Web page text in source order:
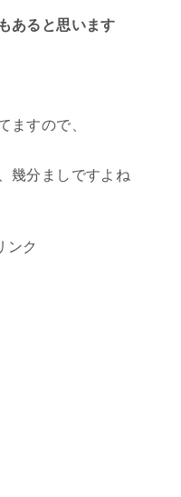
あると思います
ますので、
幾分ましですよね
ンク